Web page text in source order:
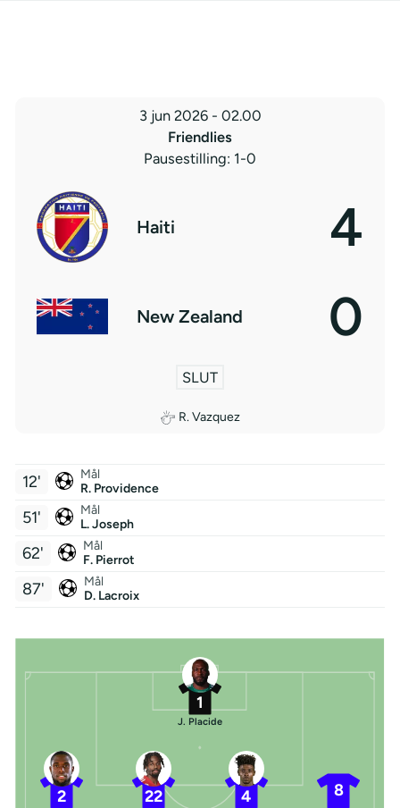
3 jun 2026 - 02.00
Friendlies
Pausestilling: 1-0
Haiti 4
New Zealand 0
SLUT
R. Vazquez
Mål
R. Providence
12'
Mål
L. Joseph
51'
Mål
F. Pierrot
62'
Mål
D. Lacroix
87'
1
J. Placide
8
4
22
2